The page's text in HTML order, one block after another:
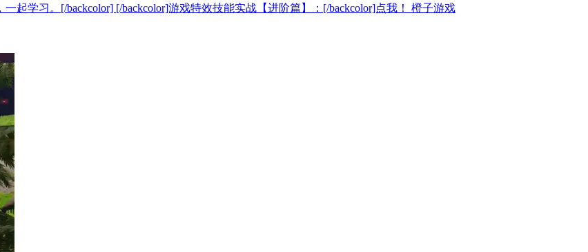
起学习。[/backcolor] [/backcolor]游戏特效技能实战【进阶篇】：[/backcolor]点我！ 橙子游戏